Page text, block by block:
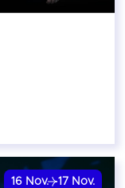
16 Nov. 17 Nov.